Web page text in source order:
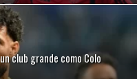
club grande como Colo